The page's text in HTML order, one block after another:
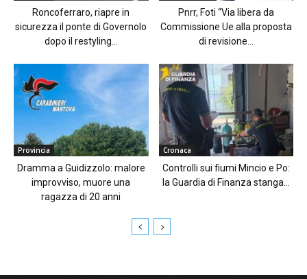
Roncoferraro, riapre in
sicurezza il ponte di Governolo
dopo il restyling...
Pnrr, Foti “Via libera da
Commissione Ue alla proposta
di revisione...
Provincia
Dramma a Guidizzolo: malore
improvviso, muore una
ragazza di 20 anni
Cronaca
Controlli sui fiumi Mincio e Po:
la Guardia di Finanza stanga...